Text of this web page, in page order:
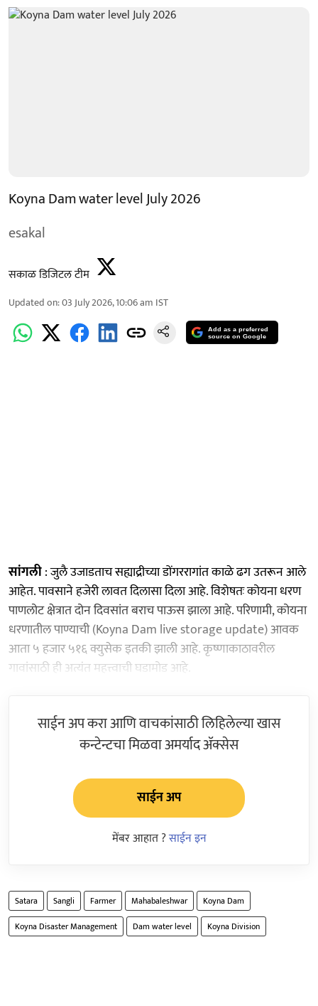
Koyna Dam water level July 2026
esakal
सकाळ डिजिटल टीम
Updated on:03 July 2026, 10:06 am IST
Add as a preferred
source on Google
सांगली: जुलै उजाडताच सह्याद्रीच्या डोंगररागांत काळे ढग उतरून आले
आहेत. पावसाने हजेरी लावत दिलासा दिला आहे. विशेषतः कोयना धरण
पाणलोट क्षेत्रात दोन दिवसांत बराच पाऊस झाला आहे. परिणामी, कोयना
धरणातील पाण्याची (Koyna Dam live storage update) आवक
आता ५ हजार ५१६ क्युसेक इतकी झाली आहे. कृष्णाकाठावरील
गावांसाठी ही अत्यंत महत्त्वाची घडामोड आहे.
साईन अप करा आणि वाचकांसाठी लिहिलेल्या खास
कन्टेन्टचा मिळवा अमर्याद ॲक्सेस
साईन अप
मेंबर आहात ?साईन इन
Satara Sangli Farmer Mahabaleshwar
Koyna Dam
Koyna Disaster Management
Dam water level Koyna Division